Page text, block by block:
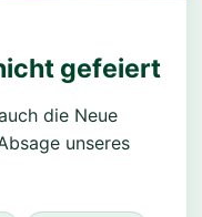
gefeiert
die Neue
unseres